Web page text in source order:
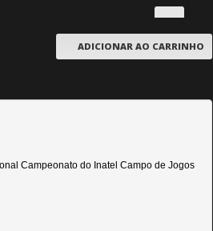
ADICIONAR AO CARRINHO
Campeonato do Inatel Campo de Jogos